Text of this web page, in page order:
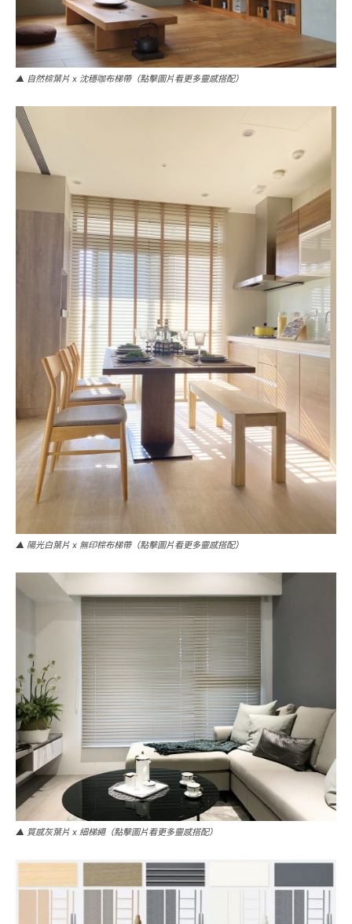
▲ 自然棕葉片 x 沈穩咖布梯帶（點擊圖片看更多靈感搭配）
▲ 陽光白葉片 x 無印棕布梯帶（點擊圖片看更多靈感搭配）
▲ 質感灰葉片 x 細梯繩（點擊圖片看更多靈感搭配）